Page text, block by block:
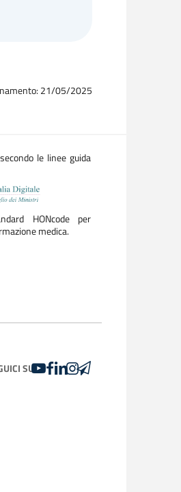
21/05/2025
le linee guida
HONcode per
medica.
SUYOUTUBE
FACEBOOK
LINKEDIN
INSTAGRAM
TELEGRAM